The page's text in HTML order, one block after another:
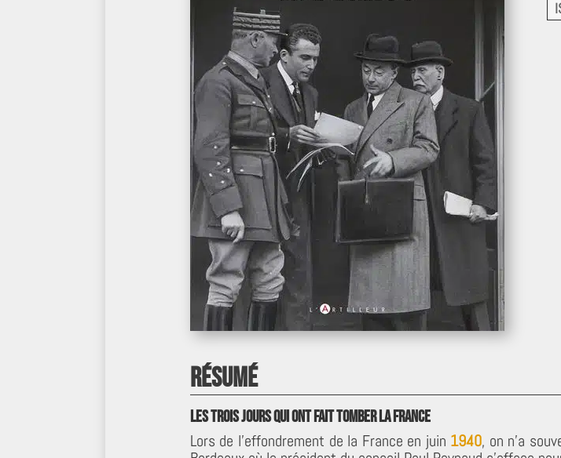
Résumé
Les trois jours qui ont fait tomber la France
Lors de l’effondrement de la France en juin 1940, on n’a